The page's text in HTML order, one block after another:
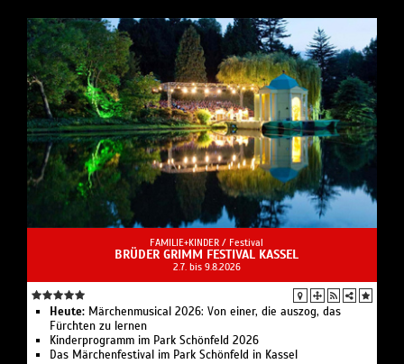
FAMILIE+KINDER / Festival
BRÜDER GRIMM FESTIVAL KASSEL
2.7. bis 9.8.2026
Heute: Märchenmusical 2026: Von einer, die auszog, das
Fürchten zu lernen
Kinderprogramm im Park Schönfeld 2026
Das Märchenfestival im Park Schönfeld in Kassel